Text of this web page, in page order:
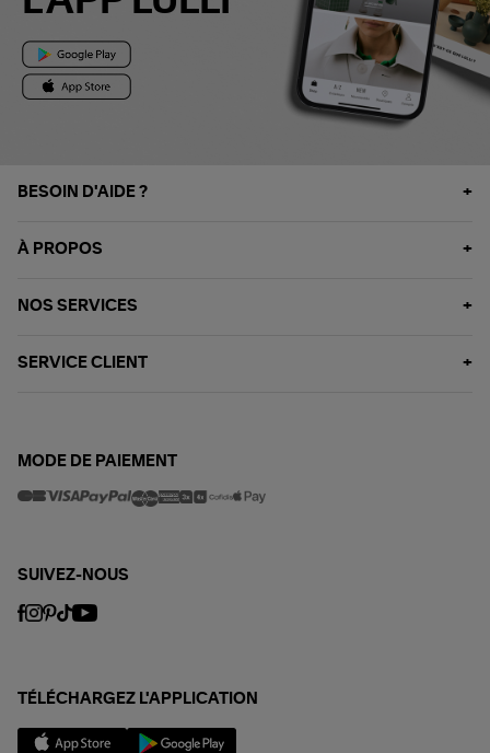
BESOIN D'AIDE ?
À PROPOS
NOS SERVICES
SERVICE CLIENT
MODE DE PAIEMENT
SUIVEZ-NOUS
TÉLÉCHARGEZ L'APPLICATION